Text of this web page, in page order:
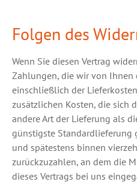
Folgen des
Wenn Sie diesen Vertrag
Zahlungen, die wir von Ihnen
einschließlich der
zusätzlichen Kosten, die sich
andere Art der Lieferung als
günstigste Standardlieferung
und spätestens binnen
zurückzuzahlen, an dem die
dieses Vertrags bei uns